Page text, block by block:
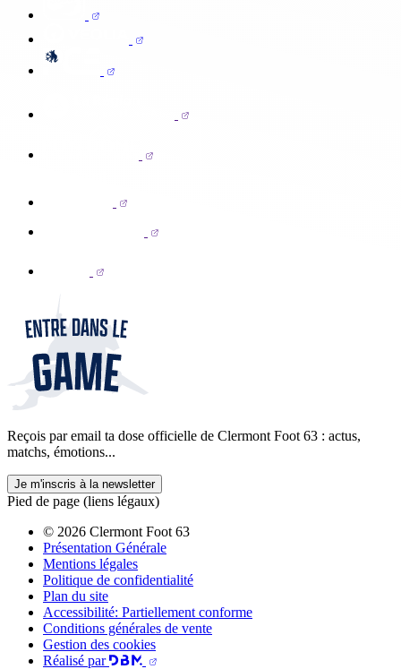
Reçois par email ta dose officielle de Clermont Foot 63 : actus,
matchs, émotions...
Je m'inscris à la newsletter
Pied de page (liens légaux)
© 2026 Clermont Foot 63
Présentation Générale
Mentions légales
Politique de confidentialité
Plan du site
Accessibilité: Partiellement conforme
Conditions générales de vente
Gestion des cookies
Réalisé par